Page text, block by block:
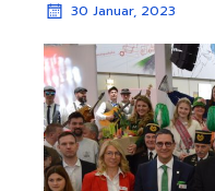
30 Januar, 2023